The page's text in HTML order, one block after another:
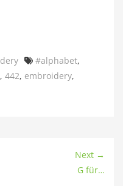
Tags
#alphabet,
, 442, embroidery,
Next →
G für…